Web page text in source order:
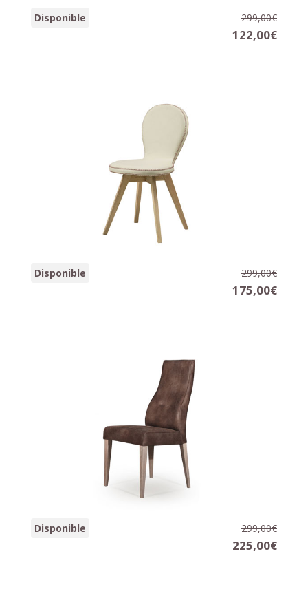
Disponible 299,00€
122,00€
Disponible 299,00€
175,00€
Disponible 299,00€
225,00€